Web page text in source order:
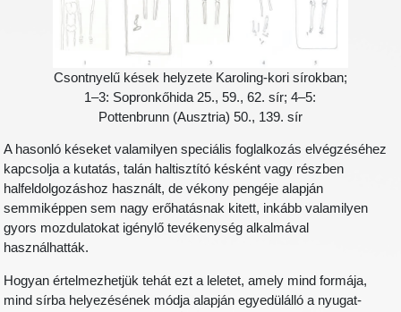
Csontnyelű kések helyzete Karoling-kori sírokban;
1–3: Sopronkőhida 25., 59., 62. sír; 4–5:
Pottenbrunn (Ausztria) 50., 139. sír
A hasonló késeket valamilyen speciális foglalkozás elvégzéséhez
kapcsolja a kutatás, talán haltisztító késként vagy részben
halfeldolgozáshoz használt, de vékony pengéje alapján
semmiképpen sem nagy erőhatásnak kitett, inkább valamilyen
gyors mozdulatokat igénylő tevékenység alkalmával
használhatták.
Hogyan értelmezhetjük tehát ezt a leletet, amely mind formája,
mind sírba helyezésének módja alapján egyedülálló a nyugat-